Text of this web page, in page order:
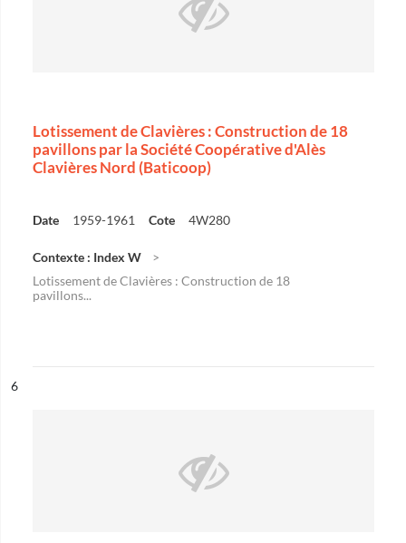
Lotissement de Clavières : Construction de 18
pavillons par la Société Coopérative d'Alès
Clavières Nord (Baticoop)
Date 1959-1961 Cote 4W280
Contexte : Index W
Lotissement de Clavières : Construction de 18
pavillons...
n°
6